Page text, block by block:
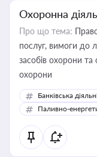
Охоронна
Про що тема:
послуг, вимоги до
засобів охорони та
охорони
Банківська
Паливно-